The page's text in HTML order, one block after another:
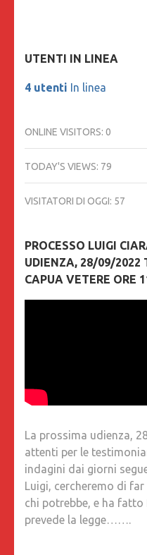
UTENTI IN LINEA
4 utenti In linea
ONLINE VISITORS: 0
TODAY'S VIEWS: 79
VISITATORI DI OGGI: 57
PROCESSO LUIGI
UDIENZA, 28/09/2022
CAPUA VETERE ORE
La prossima udienza,
attenti per le
indagini dai giorni
Luigi, cercheremo di
chi potrebbe, e ha
prevede la legge…….